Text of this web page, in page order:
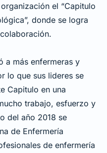
el “Capitulo
donde se logra
a más enfermeras y
lo que sus lideres se
Capitulo en una
trabajo, esfuerzo y
del año 2018 se
de Enfermería
de enfermería